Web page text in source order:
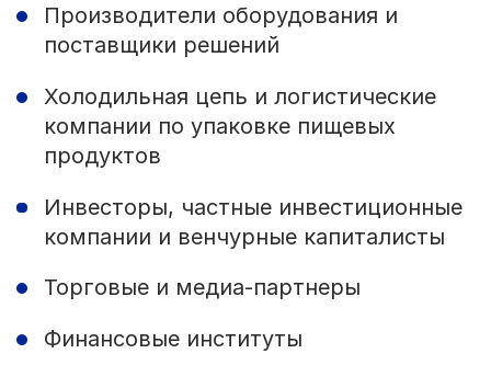
Производители оборудования и
поставщики решений
Холодильная цепь и логистические
компании по упаковке пищевых
продуктов
Инвесторы, частные инвестиционные
компании и венчурные капиталисты
Торговые и медиа-партнеры
Финансовые институты